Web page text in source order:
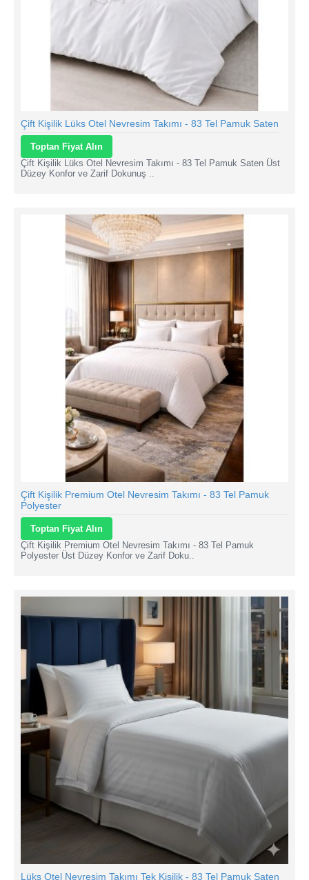
Çift Kişilik Lüks Otel Nevresim Takımı - 83 Tel Pamuk Saten
Toptan Fiyat Alın
Çift Kişilik Lüks Otel Nevresim Takımı - 83 Tel Pamuk Saten Üst
Düzey Konfor ve Zarif Dokunuş ..
Çift Kişilik Premium Otel Nevresim Takımı - 83 Tel Pamuk
Polyester
Toptan Fiyat Alın
Çift Kişilik Premium Otel Nevresim Takımı - 83 Tel Pamuk
Polyester Üst Düzey Konfor ve Zarif Doku..
Lüks Otel Nevresim Takımı Tek Kişilik - 83 Tel Pamuk Saten